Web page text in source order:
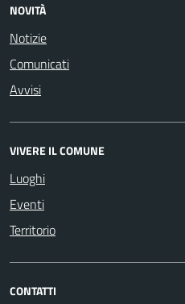
NOVITÀ
Notizie
Comunicati
Avvisi
VIVERE IL COMUNE
Luoghi
Eventi
Territorio
CONTATTI